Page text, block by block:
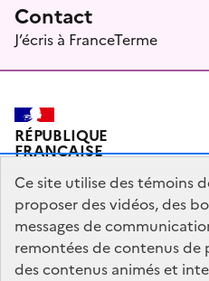
Contact
J’écris à FranceTerme
RÉPUBLIQUE
FRANÇAISE
Plan du site Mentions légales
Partagez votre expérience pour
Ce site utilise des témoins
proposer des vidéos, des
messages de
remontées de contenus de
des contenus animés et